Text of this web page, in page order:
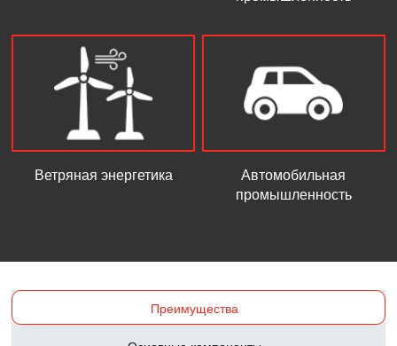
Ветряная энергетика
Автомобильная
промышленность
Преимущества